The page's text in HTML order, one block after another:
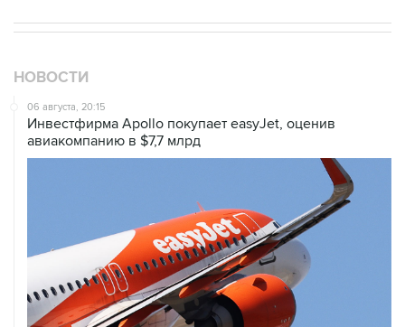
НОВОСТИ
06 августа, 20:15
Инвестфирма Apollo покупает easyJet, оценив
авиакомпанию в $7,7 млрд